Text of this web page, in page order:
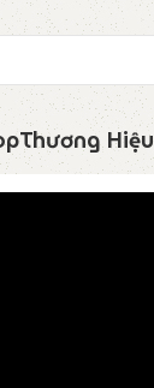
Thương Hiệu